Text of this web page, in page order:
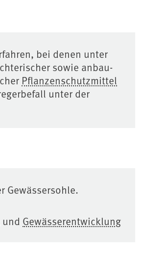
bei denen unter
sowie anbau-
Pflanzenschutzmittel
unter der
Gewässersohle.
und Gewässerentwicklung